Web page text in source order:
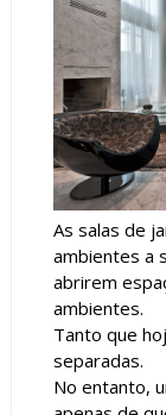
As salas de
ambientes a
abrirem
ambientes.
Tanto que
separadas.
No entanto,